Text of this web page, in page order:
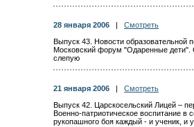
28 января 2006
Смотреть
Выпуск 43. Новости образовательной
Московский форум "Одаренные дети".
слепую
21 января 2006
Смотреть
Выпуск 42. Царскосельский Лицей –
Военно-патриотическое воспитание
рукопашного боя каждый - и ученик, и